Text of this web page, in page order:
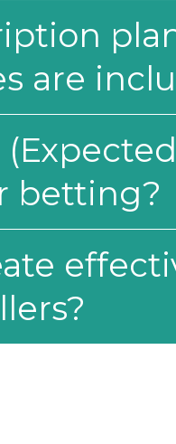
are
betting?